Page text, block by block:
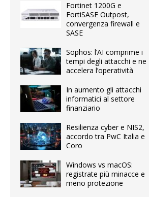
Fortinet 1200G e
FortiSASE Outpost,
convergenza firewall e
SASE
Sophos: l’AI comprime i
tempi degli attacchi e ne
accelera l’operatività
In aumento gli attacchi
informatici al settore
finanziario
Resilienza cyber e NIS2,
accordo tra PwC Italia e
Coro
Windows vs macOS:
registrate più minacce e
meno protezione